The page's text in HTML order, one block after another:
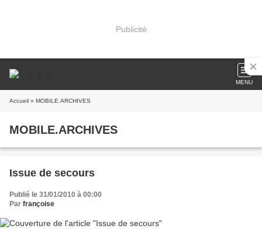
Publicité
MENU
Accueil » MOBILE.ARCHIVES
MOBILE.ARCHIVES
Issue de secours
Publié le 31/01/2010 à 00:00
Par françoise